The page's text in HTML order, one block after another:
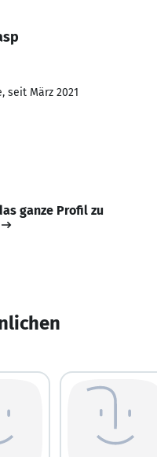
seit März 2021
ganze Profil zu